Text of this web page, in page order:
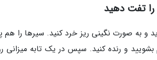
را تفت دهید
و به صورت نگینی ریز خرد کنید. سیرها را
و رنده کنید. سپس در یک تابه میزانی